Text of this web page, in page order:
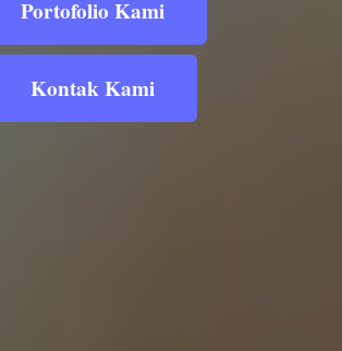
Portofolio Kami
Kontak Kami